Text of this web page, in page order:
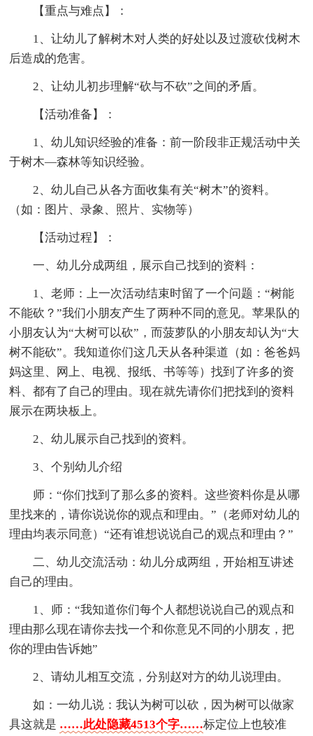
【重点与难点】：
1、让幼儿了解树木对人类的好处以及过渡砍伐树木
后造成的危害。
2、让幼儿初步理解“砍与不砍”之间的矛盾。
【活动准备】：
1、幼儿知识经验的准备：前一阶段非正规活动中关
于树木—森林等知识经验。
2、幼儿自己从各方面收集有关“树木”的资料。
（如：图片、录象、照片、实物等）
【活动过程】：
一、幼儿分成两组，展示自己找到的资料：
1、老师：上一次活动结束时留了一个问题：“树能
不能砍？”我们小朋友产生了两种不同的意见。苹果队的
小朋友认为“大树可以砍”，而菠萝队的小朋友却认为“大
树不能砍”。我知道你们这几天从各种渠道（如：爸爸妈
妈这里、网上、电视、报纸、书等等）找到了许多的资
料、都有了自己的理由。现在就先请你们把找到的资料
展示在两块板上。
2、幼儿展示自己找到的资料。
3、个别幼儿介绍
师：“你们找到了那么多的资料。这些资料你是从哪
里找来的，请你说说你的观点和理由。”（老师对幼儿的
理由均表示同意）“还有谁想说说自己的观点和理由？”
二、幼儿交流活动：幼儿分成两组，开始相互讲述
自己的理由。
1、师：“我知道你们每个人都想说说自己的观点和
理由那么现在请你去找一个和你意见不同的小朋友，把
你的理由告诉她”
2、请幼儿相互交流，分别赵对方的幼儿说理由。
如：一幼儿说：我认为树可以砍，因为树可以做家
具这就是 ……此处隐藏4513个字……标定位上也较准